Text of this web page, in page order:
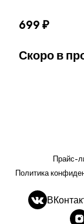
699 ₽
Скоро в
Прайс-
Политика